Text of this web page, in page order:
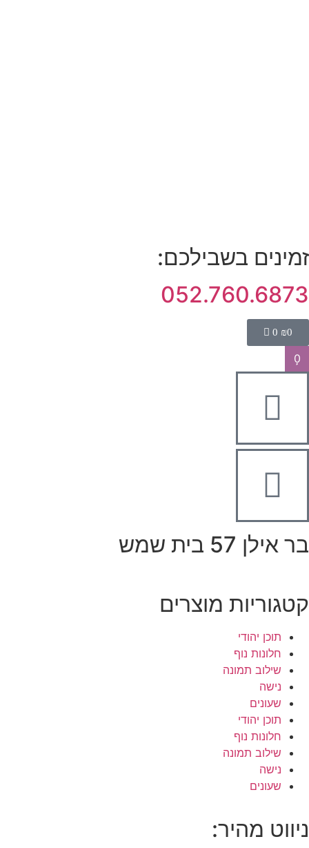
זמינים בשבילכם:
052.760.6873
₪0
0
0
בר אילן 57 בית שמש
קטגוריות מוצרים
תוכן יהודי
חלונות נוף
שילוב תמונה
נישה
שעונים
תוכן יהודי
חלונות נוף
שילוב תמונה
נישה
שעונים
ניווט מהיר: